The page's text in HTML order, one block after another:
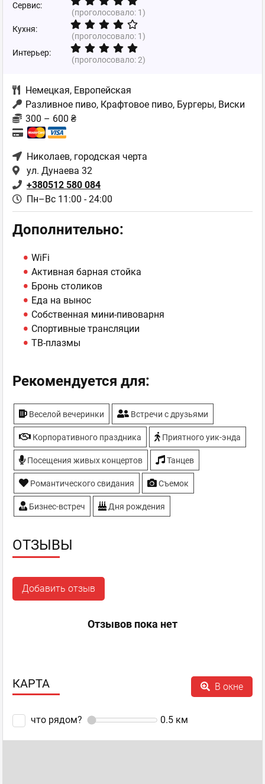
Сервис:
(проголосовало: 1)
Кухня:
(проголосовало: 1)
Интерьер:
(проголосовало:2)
Немецкая, Европейская
Разливное пиво, Крафтовое пиво, Бургеры, Виски
300 – 600 ₴
Николаев, городская черта
ул. Дунаева 32
+380512 580 084
Пн–Вс 11:00 - 24:00
Дополнительно:
WiFi
Активная барная стойка
Бронь столиков
Еда на вынос
Собственная мини-пивоварня
Спортивные трансляции
ТВ-плазмы
Рекомендуется для:
Веселой вечеринки Встречи с друзьями
Корпоративного праздника Приятного уик-энда
Посещения живых концертов Танцев
Романтического свидания Съемок
Бизнес-встреч Дня рождения
ОТЗЫВЫ
Добавить отзыв
Отзывов пока нет
КАРТА В окне
что рядом? 0.5 км